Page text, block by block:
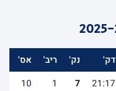
דק' נק' ריב' אס'
21:17
7
1
10